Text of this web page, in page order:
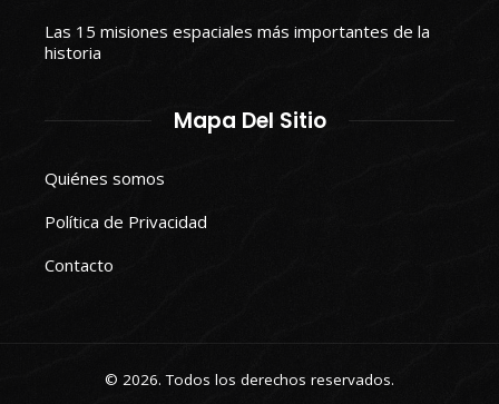
Las 15 misiones espaciales más importantes de la
historia
Mapa Del Sitio
Quiénes somos
Política de Privacidad
Contacto
© 2026. Todos los derechos reservados.